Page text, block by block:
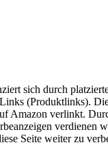
sich durch
(Produktlinks).
Amazon verlinkt.
verdienen
Seite weiter zu